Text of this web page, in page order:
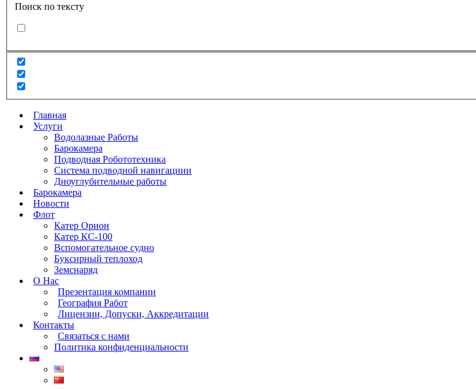
Поиск по тексту
Главная
Услуги
Водолазные Работы
Барокамера
Подводная Робототехника
Система подводной навигациии
Дноуглубительные работы
Барокамера
Новости
Флот
Катер Орион
Катер КС-100
Вспомогательное судно
Буксирный теплоход
Земснаряд
О Нас
Презентация компании
География Работ
Лицензии, Допуски, Аккредитации
Контакты
Связаться с нами
Политика конфиденциальности